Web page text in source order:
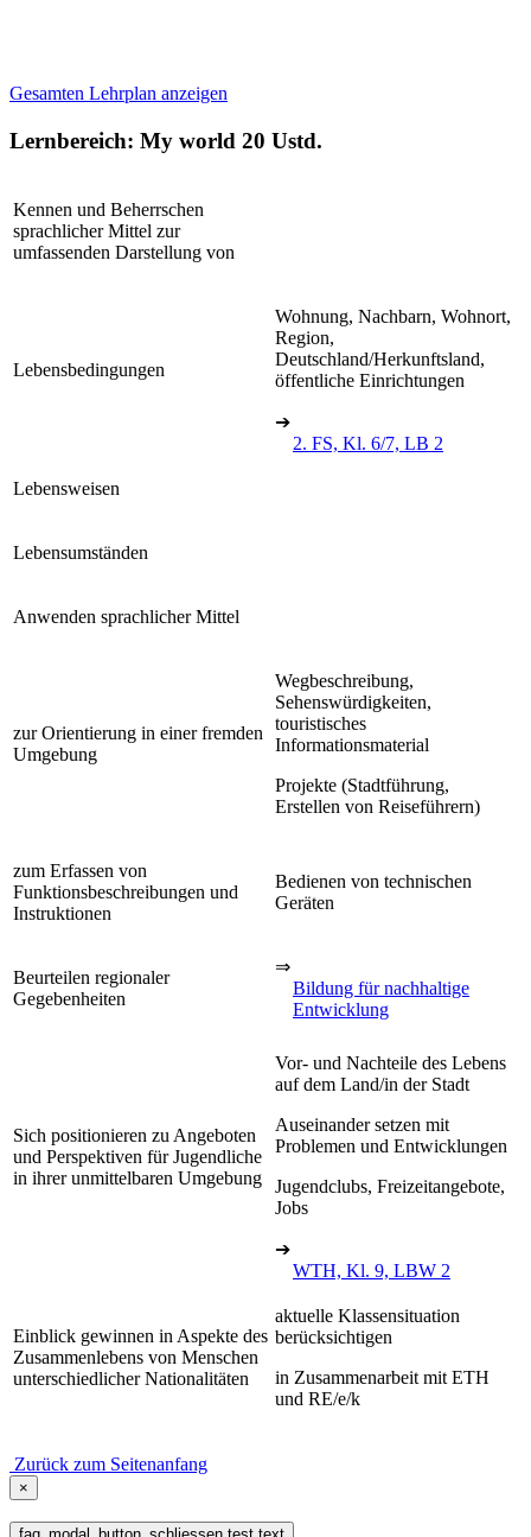
Gesamten Lehrplan anzeigen
Lernbereich: My world 20 Ustd.
Kennen und Beherrschen
sprachlicher Mittel zur
umfassenden Darstellung von
Lebensbedingungen
Wohnung, Nachbarn, Wohnort,
Region,
Deutschland/Herkunftsland,
öffentliche Einrichtungen
➔
2. FS, Kl. 6/7, LB 2
Lebensweisen
Lebensumständen
Anwenden sprachlicher Mittel
zur Orientierung in einer fremden
Umgebung
Wegbeschreibung,
Sehenswürdigkeiten,
touristisches
Informationsmaterial
Projekte (Stadtführung,
Erstellen von Reiseführern)
zum Erfassen von
Funktionsbeschreibungen und
Instruktionen
Bedienen von technischen
Geräten
Beurteilen regionaler
Gegebenheiten
⇒
Bildung für nachhaltige
Entwicklung
Sich positionieren zu Angeboten
und Perspektiven für Jugendliche
in ihrer unmittelbaren Umgebung
Vor- und Nachteile des Lebens
auf dem Land/in der Stadt
Auseinander setzen mit
Problemen und Entwicklungen
Jugendclubs, Freizeitangebote,
Jobs
➔
WTH, Kl. 9, LBW 2
Einblick gewinnen in Aspekte des
Zusammenlebens von Menschen
unterschiedlicher Nationalitäten
aktuelle Klassensituation
berücksichtigen
in Zusammenarbeit mit ETH
und RE/e/k
Zurück zum Seitenanfang
×